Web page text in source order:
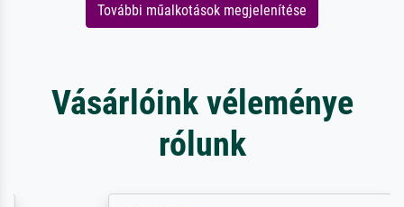
További műalkotások megjelenítése
Vásárlóink véleménye
rólunk